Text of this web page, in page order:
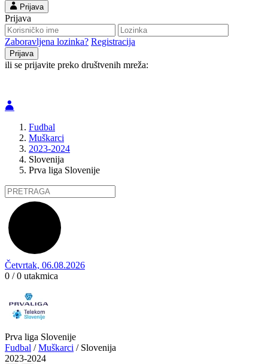
Prijava
Prijava
Zaboravljena lozinka? Registracija
ili se prijavite preko društvenih mreža:
Fudbal
Muškarci
2023-2024
Slovenija
Prva liga Slovenije
Četvrtak, 06.08.2026
0 / 0 utakmica
Prva liga Slovenije
Fudbal /Muškarci / Slovenija
2023-2024